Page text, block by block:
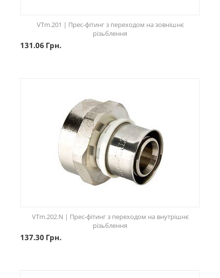
VTm.201 | Прес-фітинг з переходом на зовнішнє
різьблення
131.06 Грн.
VTm.202.N | Прес-фітинг з переходом на внутрішнє
різьблення
137.30 Грн.